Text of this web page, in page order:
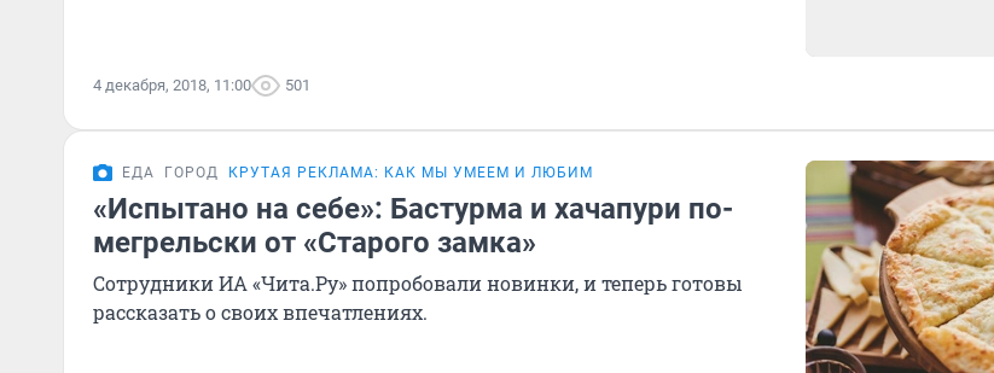
4 декабря, 2018, 11:00 501
ЕДА ГОРОД КРУТАЯ РЕКЛАМА: КАК МЫ УМЕЕМ И ЛЮБИМ
«Испытано на себе»: Бастурма и хачапури по-
мегрельски от «Старого замка»
Сотрудники ИА «Чита.Ру» попробовали новинки, и теперь готовы
рассказать о своих впечатлениях.